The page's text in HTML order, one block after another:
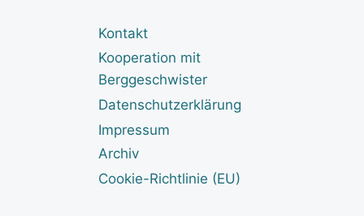
Kontakt
Kooperation mit
Berggeschwister
Datenschutzerklärung
Impressum
Archiv
Cookie-Richtlinie (EU)